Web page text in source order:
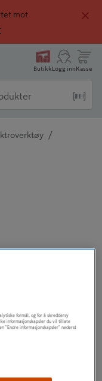
mot
ButikkLogg innKasse
/
formål, og for å skreddersy
informasjonskapsler du vil tillate
"Endre informasjonskapsler" nederst